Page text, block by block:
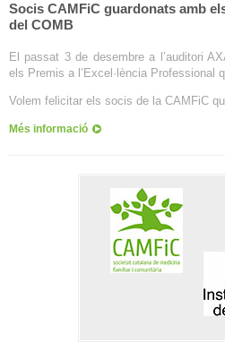
Socis CAMFiC guardonats amb
del COMB
El passat 3 de desembre a l’auditori
els Premis a l’Excel·lència Professional
Volem felicitar els socis de la CAMFiC
Més informació